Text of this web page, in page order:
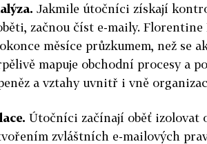
Jakmile útočníci získají
začnou číst e-maily.
měsíce průzkumem, než se
mapuje obchodní procesy a
a vztahy uvnitř i vně
Útočníci začínají oběť izolovat
zvláštních e-mailových